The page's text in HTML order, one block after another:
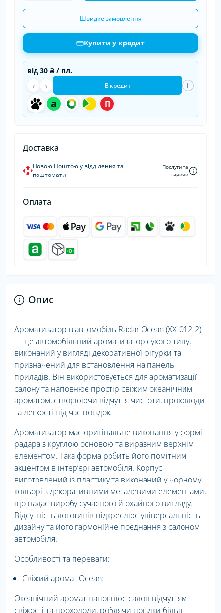
Швидке замовлення
Купити у кредит
від 30 ₴ / пл.
‹
a
П
› В кредит i
Доставка
Новою Поштою у відділення та
поштомати
Послуги та
тарифи
Оплата
Опис
Ароматизатор в автомобіль Radar Ocean (XX-012-2)
— це автомобільний ароматизатор сухого типу,
виконаний у вигляді декоративної фігурки та
призначений для встановлення на панель
приладів. Він використовується для ароматизації
салону та наповнює простір свіжим океанічним
ароматом, створюючи відчуття чистоти, прохолоди
та легкості під час поїздок.
Ароматизатор має оригінальне виконання у формі
радара з круглою основою та виразним верхнім
елементом. Така форма робить його помітним
акцентом в інтер’єрі автомобіля. Корпус
виготовлений із пластику та виконаний у чорному
кольорі з декоративними металевими елементами,
що надає виробу сучасного й охайного вигляду.
Відсутність логотипів підкреслює універсальність
дизайну та його гармонійне поєднання з салоном
автомобіля.
Особливості та переваги:
Свіжий аромат Ocean:
Океанічний аромат наповнює салон відчуттям
свіжості та прохолоди, роблячи поїздки більш